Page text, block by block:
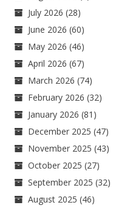
July 2026 (28)
June 2026 (60)
May 2026 (46)
April 2026 (67)
March 2026 (74)
February 2026 (32)
January 2026 (81)
December 2025 (47)
November 2025 (43)
October 2025 (27)
September 2025 (32)
August 2025 (46)